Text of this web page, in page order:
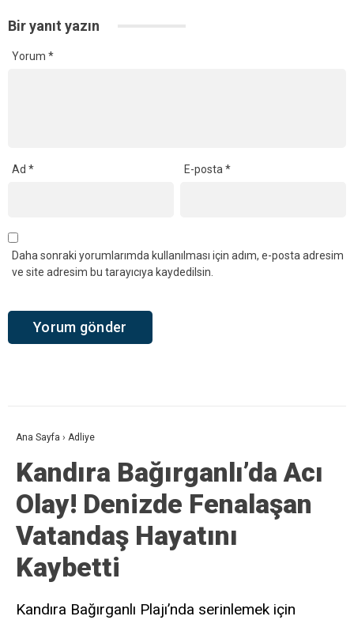
Bir yanıt yazın
Yorum *
Ad * E-posta*
Daha sonraki yorumlarımda kullanılması için adım, e-posta adresim
ve site adresim bu tarayıcıya kaydedilsin.
Ana Sayfa › Adliye
Kandıra Bağırganlı’da Acı
Olay! Denizde Fenalaşan
Vatandaş Hayatını
Kaybetti
Kandıra Bağırganlı Plajı’nda serinlemek için